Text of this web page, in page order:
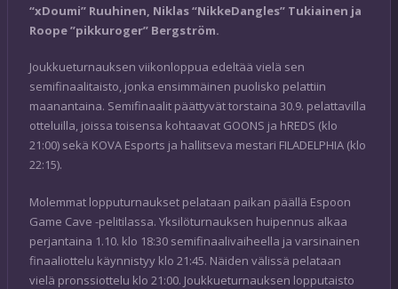
“xDoumi” Ruuhinen, Niklas “NikkeDangles” Tukiainen ja
Roope ”pikkuroger” Bergström.
Joukkueturnauksen viikonloppua edeltää vielä sen
semifinaalitaisto, jonka ensimmäinen puolisko pelattiin
maanantaina. Semifinaalit päättyvät torstaina 30.9. pelattavilla
otteluilla, joissa toisensa kohtaavat GOONS ja hREDS (klo
21:00) sekä KOVA Esports ja hallitseva mestari FILADELPHIA (klo
22:15).
Molemmat lopputurnaukset pelataan paikan päällä Espoon
Game Cave -pelitilassa. Yksilöturnauksen huipennus alkaa
perjantaina 1.10. klo 18:30 semifinaalivaiheella ja varsinainen
finaaliottelu käynnistyy klo 21:45. Näiden välissä pelataan
vielä pronssiottelu klo 21:00. Joukkueturnauksen lopputaisto